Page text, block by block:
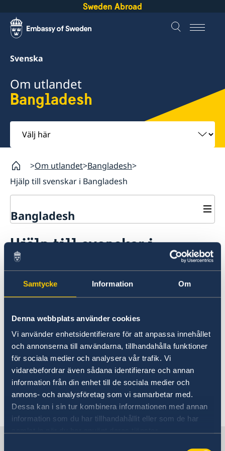
Samtycke Information Om
Denna webbplats använder cookies
Vi använder enhetsidentifierare för att anpassa innehållet
och annonserna till användarna, tillhandahålla funktioner
för sociala medier och analysera vår trafik. Vi
vidarebefordrar även sådana identifierare och annan
information från din enhet till de sociala medier och
annons- och analysföretag som vi samarbetar med.
Dessa kan i sin tur kombinera informationen med annan
information som du har tillhandahållit eller som de har
Sweden Abroad
Svenska
Om utlandet
Bangladesh
Välj
här
Om utlandet Bangladesh
Hjälp till svenskar i Bangladesh
Bangladesh
Hjälp till svenskar i Bangladesh
Rösta i Bangladesh
Avgifter
Medborgaskap
Pass i Bangladesh
Bangladesh
Körkort
Förlust av pass
Pass för vuxna
Pass för barn
Provisoriskt pass
Legaliseringar
Reseinformation
Ambassadens reseinformation
Aktuella händelser
Terrorism
In- och utresebestämmelser
Hälso- och sjukvård
Lagar och sedvänjor
Kriminalitet och personlig säkerhet
Trafiksäkerhet
Inför resan
Hjälp till svenskar i
Bangladesh
Ambassaden i Dhaka erbjuder
till svenskar, före och under vistelsen i
Bangladesh.
Generella frågor om hjälp
utomlands
Frågor och svar om hjälp
utomlands - på regeringen.se